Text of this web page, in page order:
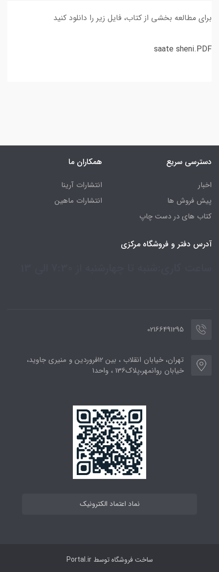
برای مطالعه بخشی از کتاب، فایل زیر را دانلود کنید
saate sheni.PDF
دسترسی سریع
اخبار
پیش فروش ها
کتاب های در دست چاپ
همکاران ما
انتشارات آرینا
انتشارات ماهین
آدرس دفتر و فروشگاه مرکزی
02166491295
تهران، خیابان انقلاب ، بین 12فروردین و منیری جاوید،
خیابان روانمهر،پلاک136 ، واحد1
نماد اعتماد الکترونیک
ساخت فروشگاه توسطPortal.ir